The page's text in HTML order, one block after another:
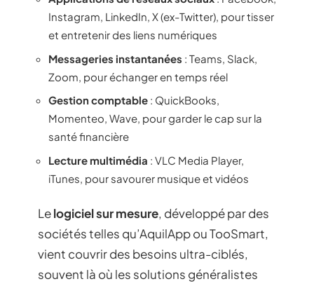
Instagram, LinkedIn, X (ex-Twitter), pour tisser
et entretenir des liens numériques
Messageries instantanées : Teams, Slack,
Zoom, pour échanger en temps réel
Gestion comptable : QuickBooks,
Momenteo, Wave, pour garder le cap sur la
santé financière
Lecture multimédia : VLC Media Player,
iTunes, pour savourer musique et vidéos
Lelogiciel sur mesure, développé par des
sociétés telles qu’AquilApp ou TooSmart,
vient couvrir des besoins ultra-ciblés,
souvent là où les solutions généralistes